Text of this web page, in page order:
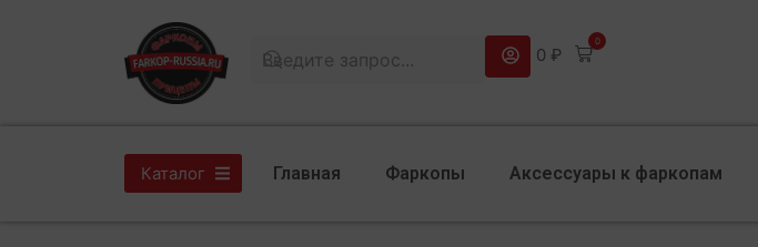
0 ₽
0
Каталог Главная Фаркопы Аксессуары к фаркопам